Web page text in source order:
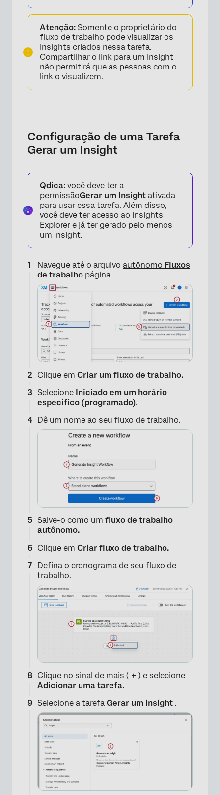
Atenção: Somente o proprietário do
fluxo de trabalho pode visualizar os
insights criados nessa tarefa.
Compartilhar o link para um insight
não permitirá que as pessoas com o
link o visualizem.
Configuração de uma Tarefa
Gerar um Insight
Qdica: você deve ter a
permissãoGerar um Insight ativada
para usar essa tarefa. Além disso,
você deve ter acesso ao Insights
Explorer e já ter gerado pelo menos
um insight.
Navegue até o arquivo autônomo Fluxos
de trabalho página.
×
Clique em Criar um fluxo de trabalho.
Selecione Iniciado em um horário
específico (programado).
Dê um nome ao seu fluxo de trabalho.
×
Salve-o como um fluxo de trabalho
autônomo.
Clique em Criar fluxo de trabalho.
Defina o cronograma de seu fluxo de
trabalho.
Clique no sinal de mais ( + ) e selecione
Adicionar uma tarefa.
Selecione a tarefa Gerar um insight .